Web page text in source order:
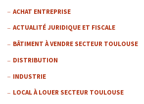
ACHAT ENTREPRISE
ACTUALITÉ JURIDIQUE ET FISCALE
BÂTIMENT À VENDRE SECTEUR TOULOUSE
DISTRIBUTION
INDUSTRIE
LOCAL À LOUER SECTEUR TOULOUSE